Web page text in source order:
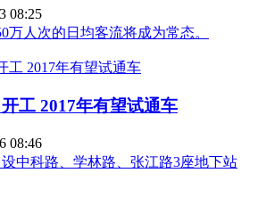
08:25
万人次的日均客流将成为常态。
工 2017年有望试通车
08:46
中科路、学林路、张江路3座地下站